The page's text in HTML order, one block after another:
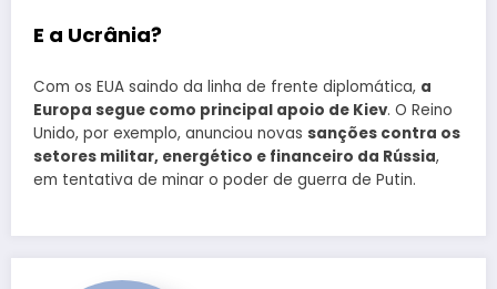
E a Ucrânia?
Com os EUA saindo da linha de frente diplomática, a
Europa segue como principal apoio de Kiev. O Reino
Unido, por exemplo, anunciou novas sanções contra os
setores militar, energético e financeiro da Rússia,
em tentativa de minar o poder de guerra de Putin.